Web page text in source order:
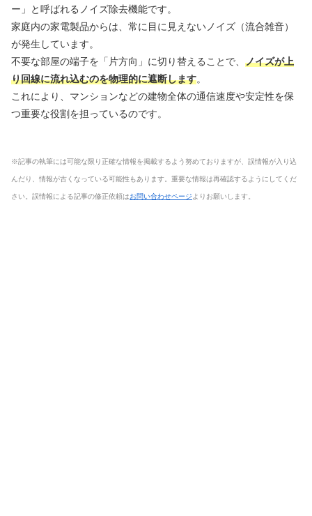
ー」と呼ばれるノイズ除去機能です。
家庭内の家電製品からは、常に目に見えないノイズ（流合雑音）
が発生しています。
不要な部屋の端子を「片方向」に切り替えることで、 ノイズが上
り回線に流れ込むのを物理的に遮断します。
これにより、マンションなどの建物全体の通信速度や安定性を保
つ重要な役割を担っているのです。
※記事の執筆には可能な限り正確な情報を掲載するよう努めておりますが、誤情報が入り込
んだり、情報が古くなっている可能性もあります。重要な情報は再確認するようにしてくだ
さい。誤情報による記事の修正依頼はお問い合わせページよりお願いします。